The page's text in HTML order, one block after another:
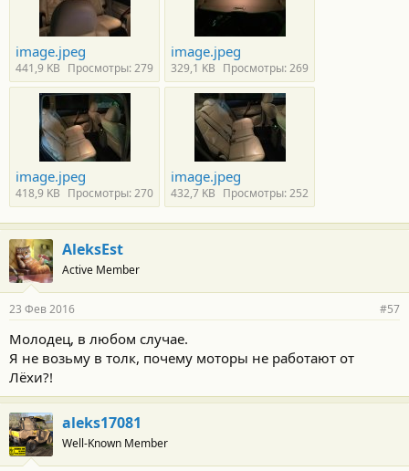
image.jpeg
441,9 KB Просмотры: 279
image.jpeg
329,1 KB Просмотры: 269
image.jpeg
418,9 KB Просмотры: 270
image.jpeg
432,7 KB Просмотры: 252
AleksEst
Active Member
23 Фев 2016 #57
Молодец, в любом случае.
Я не возьму в толк, почему моторы не работают от
Лёхи?!
aleks17081
Well-Known Member